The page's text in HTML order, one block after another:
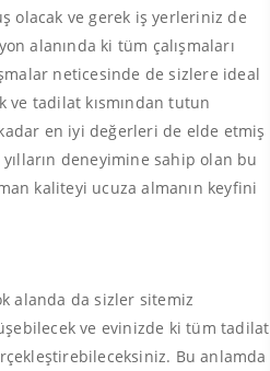
olacak ve gerek iş yerleriniz de
alanında ki tüm çalışmaları
neticesinde de sizlere ideal
ve tadilat kısmından tutun
en iyi değerleri de elde etmiş
deneyimine sahip olan bu
kaliteyi ucuza almanın keyfini
alanda da sizler sitemiz
ve evinizde ki tüm tadilat
Bu anlamda